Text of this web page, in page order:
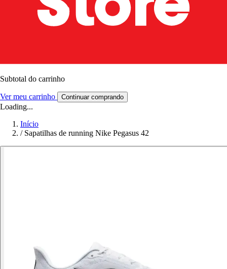
Subtotal do carrinho
Ver meu carrinho Continuar comprando
Loading...
Início
/ Sapatilhas de running Nike Pegasus 42